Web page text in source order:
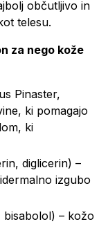
občutljivo in
telesu.
za nego kože
Pinaster,
ki pomagajo
ki
diglicerin) –
izgubo
bisabolol) – kožo